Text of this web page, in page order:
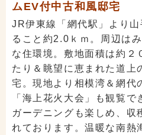
ムEV付中古和風邸宅
JR伊東線「網代駅」より
ること約2.0ｋｍ。周辺は
な住環境。敷地面積は約２
たり＆眺望に恵まれた道上
宅。現地より相模湾＆網代
「海上花火大会」も観覧
ガーデニングも楽しめ、収
れております。温暖な南熱